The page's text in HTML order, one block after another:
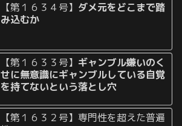
【第１６３４号】 ダメ元をどこまで踏
み込むか
【第１６３３号】 ギャンブル嫌いのく
せに無意識にギャンブルしている自覚
を持てないという落とし穴
【第１６３２号】専門性を超えた普遍